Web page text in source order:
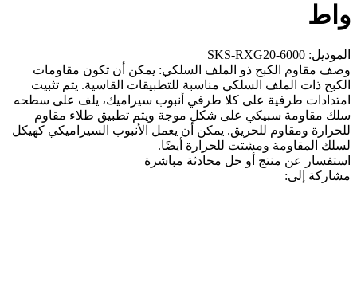
واط
الموديل: SKS-RXG20-6000
وصف مقاوم الكبح ذو الملف السلكي: يمكن أن تكون مقاومات
الكبح ذات الملف السلكي مناسبة للتطبيقات القاسية. يتم تثبيت
امتدادات طرفية على كلا طرفي أنبوب سيراميك، يلف على سطحه
سلك مقاومة سبيكي على شكل موجة ويتم تطبيق طلاء مقاوم
للحرارة ومقاوم للحريق. يمكن أن يعمل الأنبوب السيراميكي كهيكل
لسلك المقاومة ومشتت للحرارة أيضًا.
استفسار عن منتج أو حل محادثة مباشرة
مشاركة إلى: